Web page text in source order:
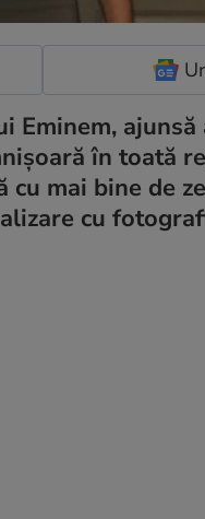
în toată
mai bine de
cu